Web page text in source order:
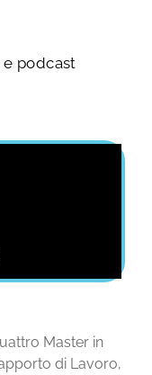
podcast
Master in
di Lavoro,